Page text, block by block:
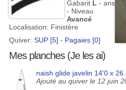
Gabarit L - ans
- Niveau
Avancé
Localisation: Finistère
Quiver: SUP [5] - Pagaies [0]
Mes planches (Je les ai)
naish glide javelin 14'0 x
Ajouté au quiver le 12 juin